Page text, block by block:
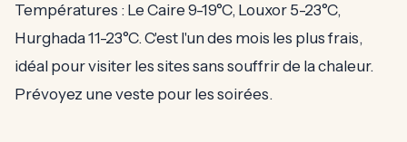
Températures : Le Caire 9-19°C, Louxor 5-23°C,
Hurghada 11-23°C. C'est l'un des mois les plus frais,
idéal pour visiter les sites sans souffrir de la chaleur.
Prévoyez une veste pour les soirées.